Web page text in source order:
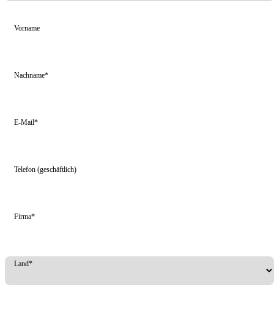
Vorname
Nachname*
E-Mail*
Telefon (geschäftlich)
Firma*
Land*